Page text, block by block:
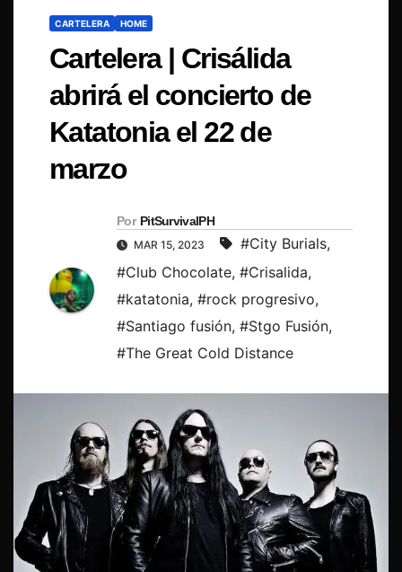
CARTELERA HOME
Cartelera | Crisálida
abrirá el concierto de
Katatonia el 22 de
marzo
Por PitSurvivalPH
MAR 15, 2023 #City Burials,
#Club Chocolate, #Crisalida,
#katatonia, #rock progresivo,
#Santiago fusión, #Stgo Fusión,
#The Great Cold Distance